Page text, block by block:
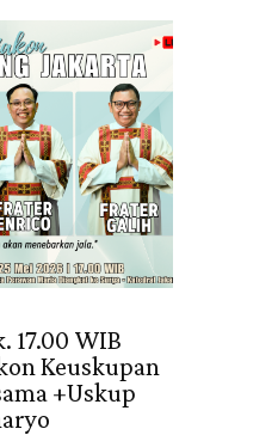
17.00 WIB
Keuskupan
+Uskup